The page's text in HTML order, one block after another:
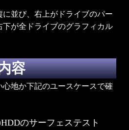
に並び、右上がドライブのパー
下が全ドライブのグラフィカル
容
心地か下記のユースケースで確
のサーフェステスト